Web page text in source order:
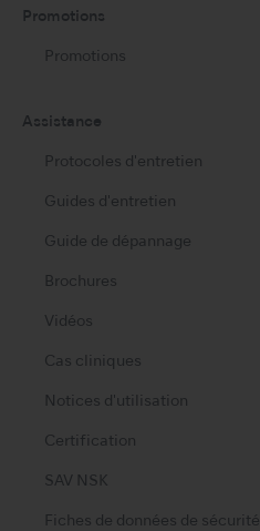
Promotions
Promotions
Assistance
Protocoles d'entretien
Guides d'entretien
Guide de dépannage
Brochures
Vidéos
Cas cliniques
Notices d'utilisation
Certification
SAV NSK
Fiches de données de sécurité